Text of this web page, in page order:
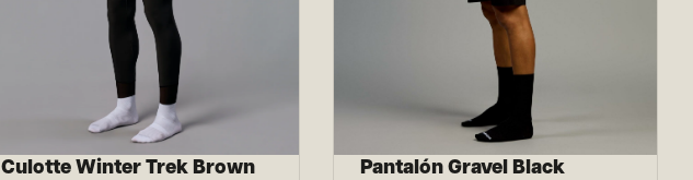
Culotte Winter Trek Brown Pantalón Gravel Black